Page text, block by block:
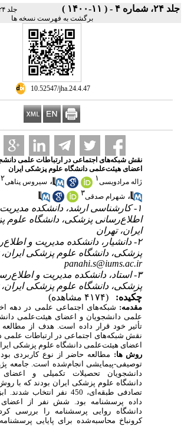
جلد ۲۴، شماره ۴ - ( ۱۱-۱۴۰۰ ) جلد ۲۴ شماره ۴ صفحات ۵۷-۴۷
برگشت به فهرست نسخه ها
‎ 10.52547/jha.24.4.47
نقش شبکه‌های اجتماعی در ارتباطات علمی
اعضای هیئت‌علمی دانشگاه علوم پزشکی ایران
ژاله مرادویسی۱ ، سیروس پناهی۲
، شهرام صدقی۳
۱- کارشناسی ارشد، دانشکده
اطلاع‌رسانی پزشکی، دانشگاه علوم
ایران، تهران
۲- دانشیار، دانشکده مدیریت و
پزشکی، دانشگاه علوم پزشکی ایران،
panahi.s@iums.ac.ir
۳- استاد، دانشکده مدیریت و
پزشکی، دانشگاه علوم پزشکی ایران،
چکیده:
(۴۱۷۴ مشاهده)
مقدمه: شبکه‌های اجتماعی علمی در دهه
علمی دانشجویان و اعضای هیئت‌علمی
تأثیر خود قرار داده است. هدف از مطالعه
نقش شبکه‌های اجتماعی در ارتباطات علمی
اعضای هیئت‌علمی دانشگاه علوم پزشکی
روش ­ها: مطالعه حاضر از نوع کاربردی
توصیفی-پیمایشی انجام‌شده است. جامعه
دانشجویان تحصیلات تکمیلی و
دانشگاه علوم پزشکی ایران بودند که با
تصادفی طبقه‌ای، 450 نفر انتخاب
داده پرسشنامه بود. شش نفر از
دانشگاه روایی پرسشنامه را بررسی